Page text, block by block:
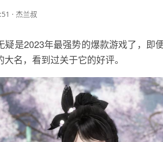
· 杰兰叔
疑是2023年最强势的爆款游戏了，即
名，看到过关于它的好评。